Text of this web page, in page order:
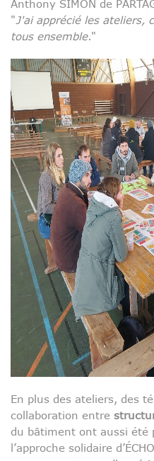
Anthony SIMON de
"J'ai apprécié les ateliers,
tous ensemble."
En plus des ateliers, des
collaboration entre
du bâtiment ont aussi été
l’approche solidaire